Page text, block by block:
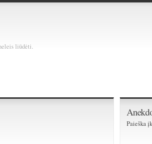
liūdėti.
Paieška